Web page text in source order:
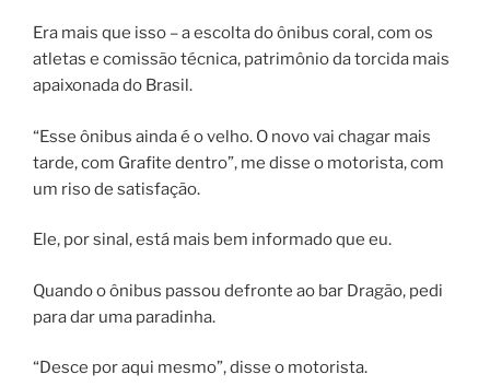
Era mais que isso – a escolta do ônibus coral, com os
atletas e comissão técnica, patrimônio da torcida mais
apaixonada do Brasil.
“Esse ônibus ainda é o velho. O novo vai chagar mais
tarde, com Grafite dentro”, me disse o motorista, com
um riso de satisfação.
Ele, por sinal, está mais bem informado que eu.
Quando o ônibus passou defronte ao bar Dragão, pedi
para dar uma paradinha.
“Desce por aqui mesmo”, disse o motorista.